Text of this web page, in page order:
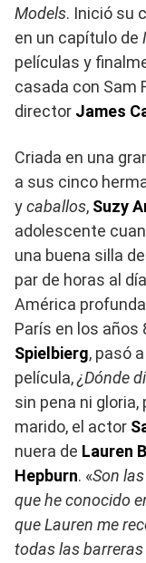
Models. Inició su
en un capítulo de
películas​ y
casada con Sam
director James
Criada en una
a sus cinco
ycaballos, Suzy
adolescente
una buena silla
par de horas al
América
París en los años
Spielbierg, pasó
película,¿Dónde
sin pena ni
marido, el actor
nuera de Lauren
Hepburn. «Son
que he conocido
que Lauren me
todas las